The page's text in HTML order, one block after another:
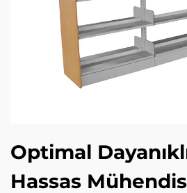
Optimal
Hassas